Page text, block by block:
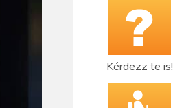
Kérdezz te is!